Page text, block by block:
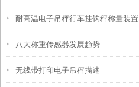
耐高温电子吊秤行车挂钩秤称量装置
与创新
八大称重传感器发展趋势
无线带打印电子吊秤描述